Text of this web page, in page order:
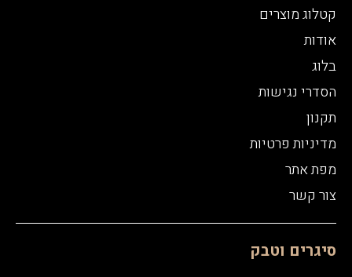
קטלוג מוצרים
אודות
בלוג
הסדרי נגישות
תקנון
מדיניות פרטיות
מפת אתר
צור קשר
סיגרים וטבק